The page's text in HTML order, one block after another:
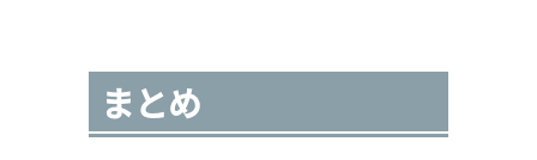
まとめ